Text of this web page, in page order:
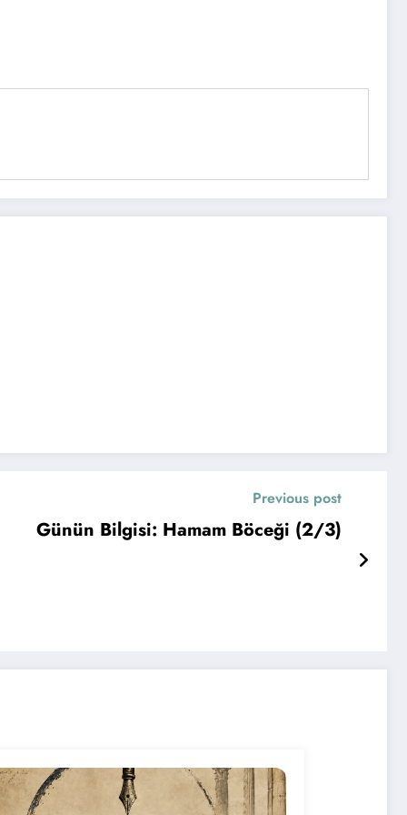
Previous post
Günün Bilgisi: Hamam Böceği (2/3)